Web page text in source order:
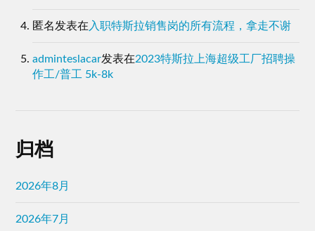
匿名发表在入职特斯拉销售岗的所有流程，拿走不谢
adminteslacar发表在2023特斯拉上海超级工厂招聘操
作工/普工 5k-8k
归档
2026年8月
2026年7月